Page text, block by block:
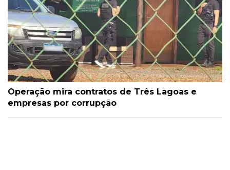
Operação mira contratos de Três Lagoas e
empresas por corrupção